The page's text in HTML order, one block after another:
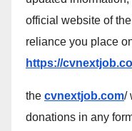
official website of
reliance you place
https://
the cvnextjob.com/
donations in any